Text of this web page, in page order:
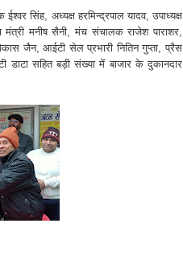
सिंह, अध्यक्ष हरमिन्द्रपाल यादव, उपाध्यक्ष
मंत्री मनीष सैनी, मंच संचालक राजेश पाराशर,
जैन, आईटी सेल प्रभारी नितिन गुप्ता, प्रैस
डाटा सहित बड़ी संख्या में बाजार के दुकानदार